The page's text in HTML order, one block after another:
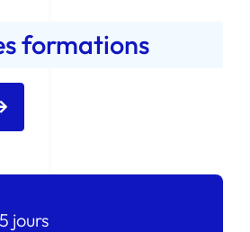
formations
jours